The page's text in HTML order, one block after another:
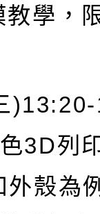
教學，
3D列
外殼為